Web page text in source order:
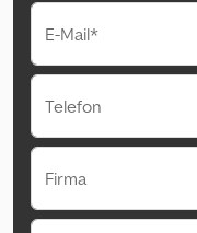
E-Mail*
Telefon
Firma